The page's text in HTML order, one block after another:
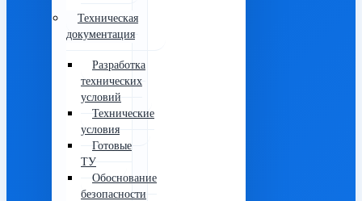
Техническая
документация
Разработка
технических
условий
Технические
условия
Готовые
ТУ
Обоснование
безопасности